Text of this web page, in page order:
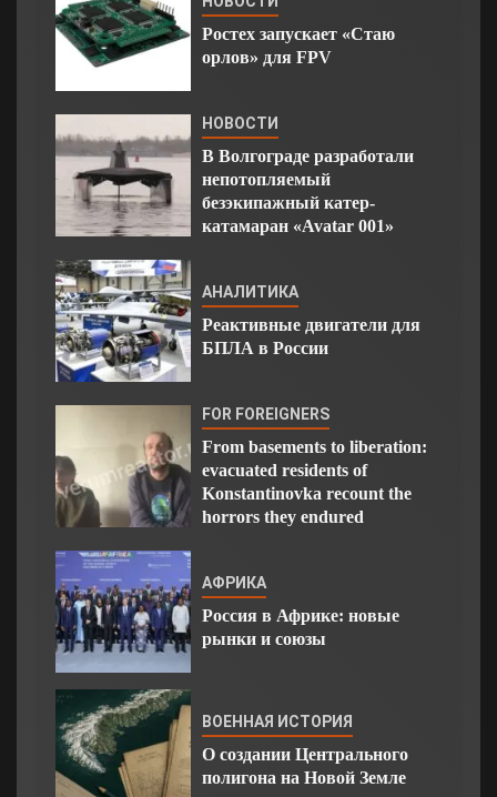
Ростех запускает «Стаю
орлов» для FPV
НОВОСТИ
В Волгограде разработали
непотопляемый
безэкипажный катер-
катамаран «Avatar 001»
АНАЛИТИКА
Реактивные двигатели для
БПЛА в России
FOR FOREIGNERS
From basements to liberation:
evacuated residents of
Konstantinovka recount the
horrors they endured
АФРИКА
Россия в Африке: новые
рынки и союзы
ВОЕННАЯ ИСТОРИЯ
О создании Центрального
полигона на Новой Земле